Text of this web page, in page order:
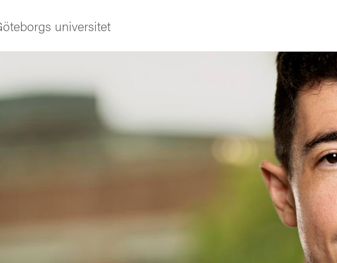
för Studera
för Forskning
för Forskarutbildning
för Samverkan och innovation
för Om universitetet
för Aktuellt
universitet